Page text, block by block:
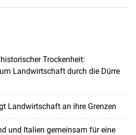
Trockenheit:
Landwirtschaft durch die Dürre
Landwirtschaft an ihre Grenzen
und Italien gemeinsam für eine